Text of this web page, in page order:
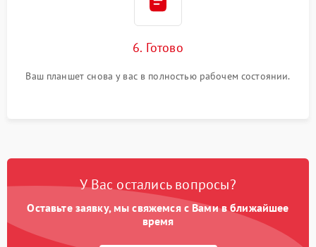
6. Готово
Ваш планшет снова у вас в полностью рабочем состоянии.
У Вас остались вопросы?
Оставьте заявку, мы свяжемся с Вами в ближайшее
время